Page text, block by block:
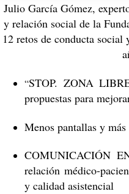
Julio García Gómez,
y relación social de la
12 retos de conducta
“STOP. ZONA
propuestas para
Menos pantallas y
COMUNICACIÓN
relación médico-
y calidad asistencial